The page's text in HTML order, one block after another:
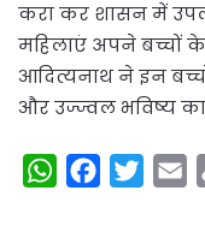
करा कर शासन में
महिलाएं अपने बच्चों के
आदित्यनाथ ने इन
और उज्ज्वल भविष्य का
W